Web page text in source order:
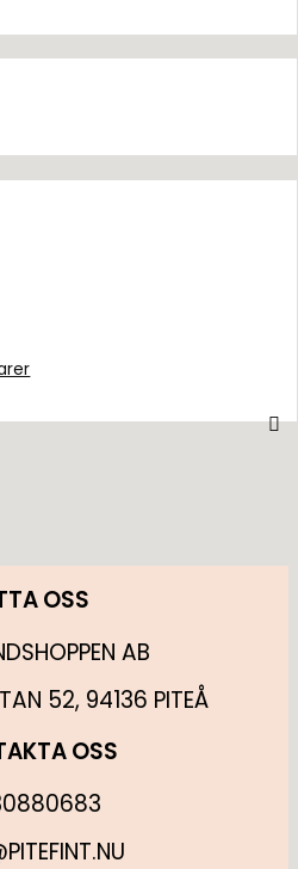
OSS
AB
52, 94136 PITEÅ
OSS